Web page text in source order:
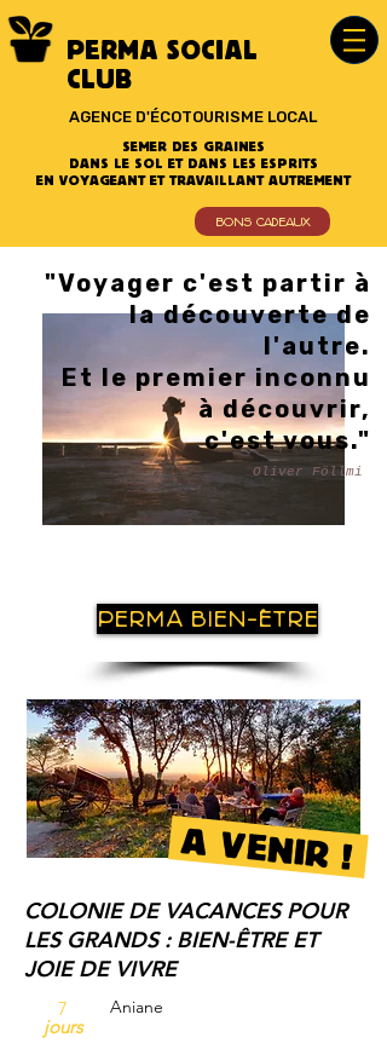
PERMA SOCIAL
CLUB
AGENCE D'ÉCOTOURISME LOCAL
SEMER DES GRAINES
DANS LE SOL ET DANS LES ESPRITS
EN VOYAGEANT ET TRAVAILLANT AUTREMENT
BONS CADEAUX
"Voyager c'est partir à
la découverte de
l'autre.
Et le premier inconnu
à découvrir,
c'est vous."
Oliver Föllmi
PERMA BIEN-ÊTRE
A VENIR !
COLONIE DE VACANCES POUR
LES GRANDS : BIEN-ÊTRE ET
JOIE DE VIVRE
7
jours
Aniane